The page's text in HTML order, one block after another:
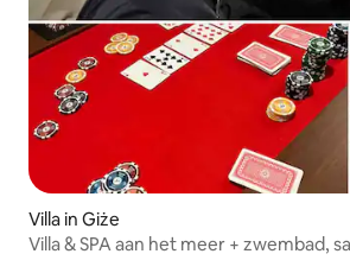
Villa in Giże
Villa & SPA aan het meer + zwembad,